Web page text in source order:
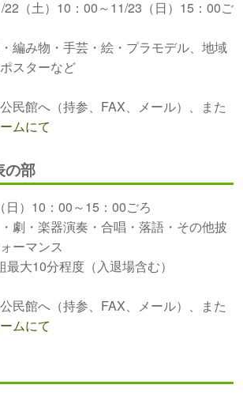
22（土）10：00～11/23（日）15：00ご
編み物・手芸・絵・プラモデル、地域
スターなど
民館へ（持参、FAX、メール）、また
ムにて
部
日）10：00～15：00ごろ
劇・楽器演奏・合唱・落語・その他披
ーマンス
大10分程度（入退場含む）
民館へ（持参、FAX、メール）、また
ムにて